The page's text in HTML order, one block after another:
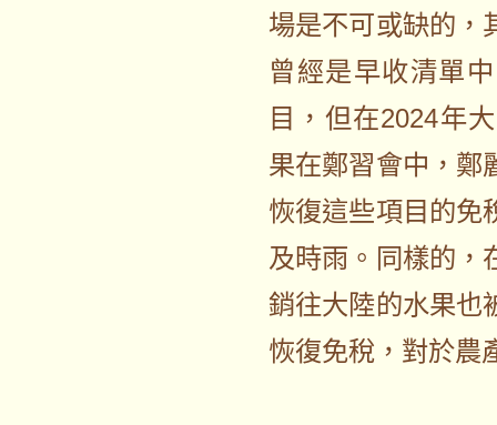
場是不可或缺的，
曾經是早收清單
目，但在2024年
果在鄭習會中，鄭
恢復這些項目的免
及時雨。同樣的，
銷往大陸的水果也
恢復免稅，對於農